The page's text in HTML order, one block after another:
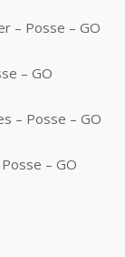
– Posse – GO
– GO
– Posse – GO
– GO